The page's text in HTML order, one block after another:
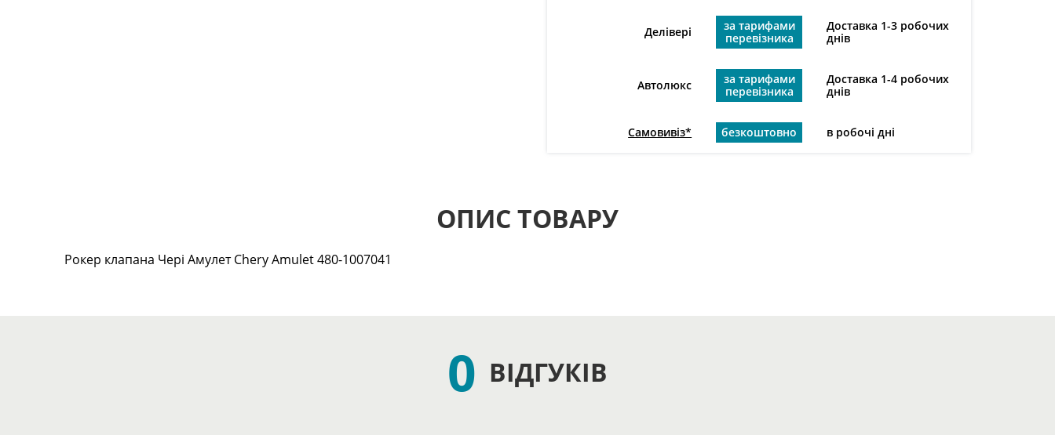
Делівері
за тарифами
перевізника
Доставка 1-3 робочих
днів
Автолюкс
за тарифами
перевізника
Доставка 1-4 робочих
днів
Самовивіз* безкоштовно в робочі дні
ОПИС ТОВАРУ
Рокер клапана Чері Амулет Chery Amulet 480-1007041
0 ВІДГУКІВ